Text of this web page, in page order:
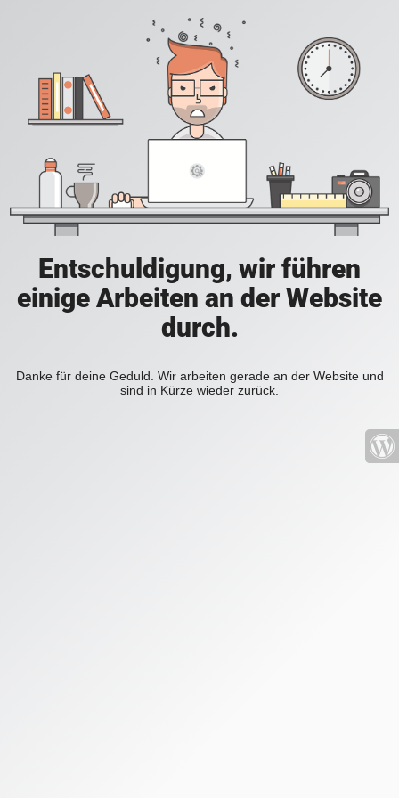
Entschuldigung, wir führen
einige Arbeiten an der Website
durch.
Danke für deine Geduld. Wir arbeiten gerade an der Website und
sind in Kürze wieder zurück.